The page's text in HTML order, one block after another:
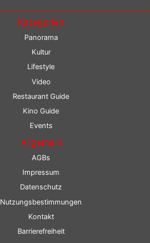
Kategorien
Panorama
Kultur
Lifestyle
Video
Restaurant Guide
Kino Guide
Events
Allgemein
AGBs
Impressum
Datenschutz
Nutzungsbestimmungen
Kontakt
Barrierefreiheit